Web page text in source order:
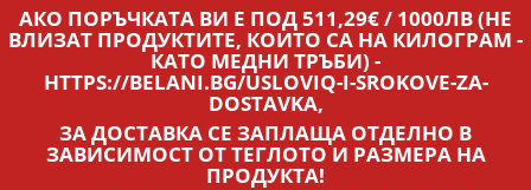
АКО ПОРЪЧКАТА ВИ Е ПОД 511,29€ / 1000ЛВ (НЕ
ВЛИЗАТ ПРОДУКТИТЕ, КОИТО СА НА КИЛОГРАМ -
КАТО МЕДНИ ТРЪБИ) -
HTTPS://BELANI.BG/USLOVIQ-I-SROKOVE-ZA-
DOSTAVKA,
ЗА ДОСТАВКА СЕ ЗАПЛАЩА ОТДЕЛНО В
ЗАВИСИМОСТ ОТ ТЕГЛОТО И РАЗМЕРА НА
ПРОДУКТА!